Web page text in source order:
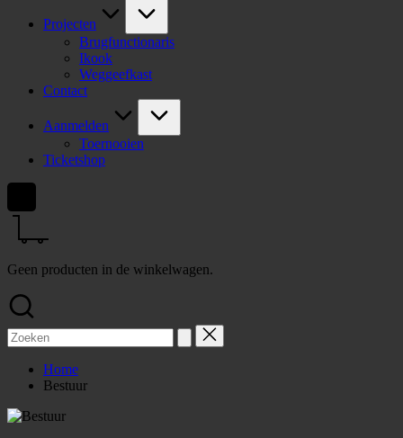
Projecten
Brugfunctionaris
Ikook
Weggeefkast
Contact
Aanmelden
Toernooien
Ticketshop
Geen producten in de winkelwagen.
Zoek
naar:
Home
Bestuur